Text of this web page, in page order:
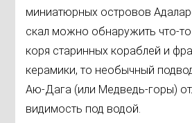
миниатюрных островов
скал можно обнаружить что-
коря старинных кораблей и
керамики, то необычный
Аю-Дага (или Медведь-горы)
видимость под водой.